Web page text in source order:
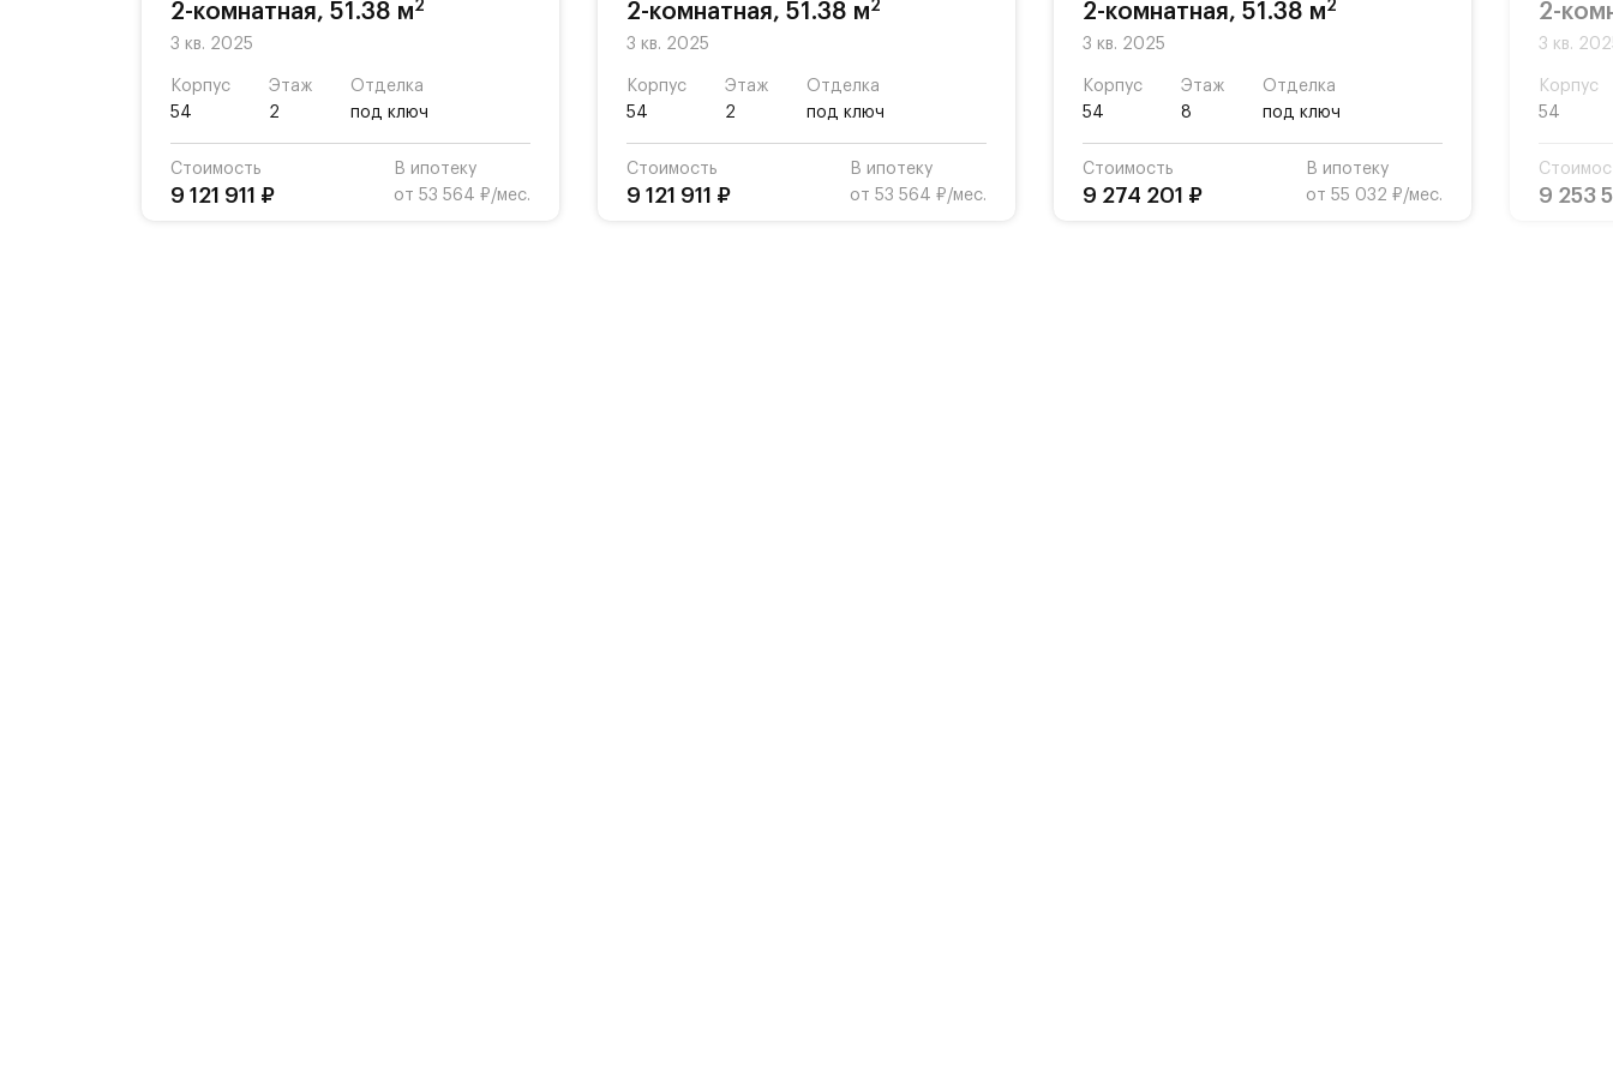
2-комнатная, 51.38 м2
3 кв. 2025
Корпус
54
Этаж
2
Отделка
под ключ
Стоимость
9 121 911 ₽
В ипотеку
от 53 564 ₽/мес.
2-комнатная, 51.38 м2
3 кв. 2025
Корпус
54
Этаж
2
Отделка
под ключ
Стоимость
9 121 911 ₽
В ипотеку
от 53 564 ₽/мес.
2-комнатная, 51.38 м2
3 кв. 2025
Корпус
54
Этаж
8
Отделка
под ключ
Стоимость
9 274 201 ₽
В ипотеку
от 55 032 ₽/мес.
2-
3 кв.
Корпус
54
9 253